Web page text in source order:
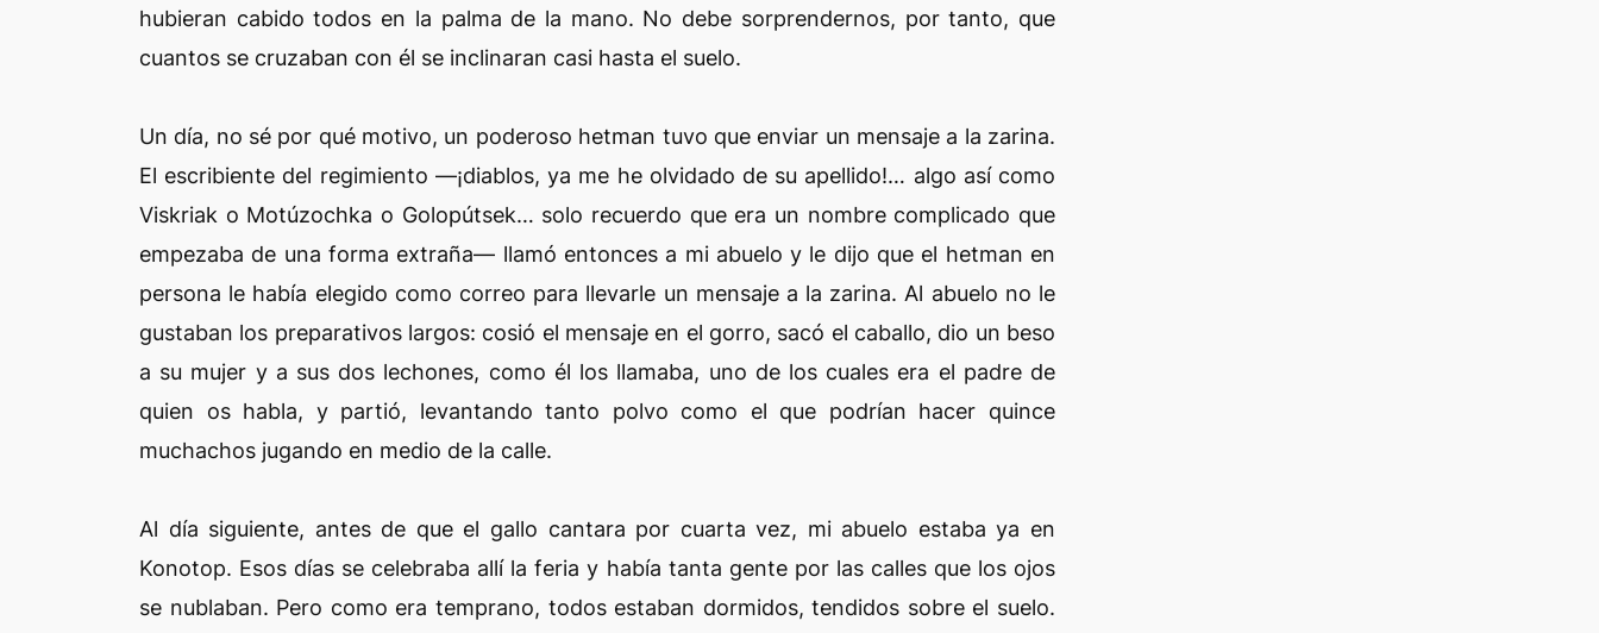
hubieran cabido todos en la palma de la mano. No debe sorprendernos, por tanto, que
cuantos se cruzaban con él se inclinaran casi hasta el suelo.
Un día, no sé por qué motivo, un poderoso hetman tuvo que enviar un mensaje a la zarina.
El escribiente del regimiento —¡diablos, ya me he olvidado de su apellido!… algo así como
Viskriak o Motúzochka o Golopútsek… solo recuerdo que era un nombre complicado que
empezaba de una forma extraña— llamó entonces a mi abuelo y le dijo que el hetman en
persona le había elegido como correo para llevarle un mensaje a la zarina. Al abuelo no le
gustaban los preparativos largos: cosió el mensaje en el gorro, sacó el caballo, dio un beso
a su mujer y a sus dos lechones, como él los llamaba, uno de los cuales era el padre de
quien os habla, y partió, levantando tanto polvo como el que podrían hacer quince
muchachos jugando en medio de la calle.
Al día siguiente, antes de que el gallo cantara por cuarta vez, mi abuelo estaba ya en
Konotop. Esos días se celebraba allí la feria y había tanta gente por las calles que los ojos
se nublaban. Pero como era temprano, todos estaban dormidos, tendidos sobre el suelo.